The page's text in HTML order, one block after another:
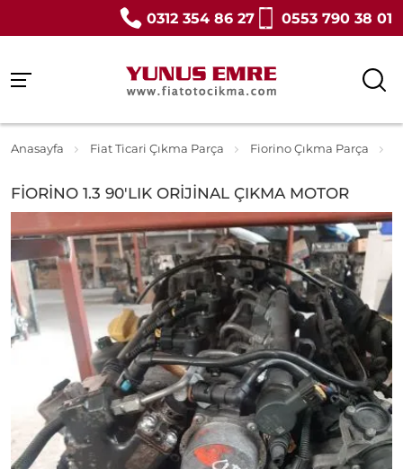
0312 354 86 27 0553 790 38 01
Anasayfa Fiat Ticari Çıkma Parça Fiorino Çıkma Parça
FİORİNO 1.3 90'LIK ORİJİNAL ÇIKMA MOTOR